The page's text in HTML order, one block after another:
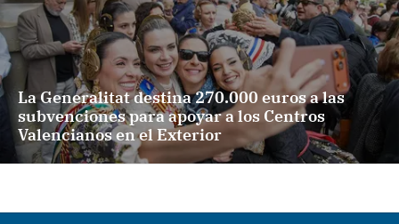
La Generalitat destina 270.000 euros a las
subvenciones para apoyar a los Centros
Valencianos en el Exterior